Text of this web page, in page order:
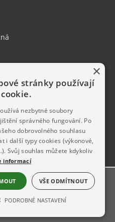
úřad Chlistov
×
stránky používají
nezbytné soubory
správného fungování. Po
dobrovolného souhlasu
i další typy cookies (výkonové,
Svůj souhlas můžete kdykoliv
informací
VŠE ODMÍTNOUT
PODROBNÉ NASTAVENÍ
NUTNÉ SOUBORY